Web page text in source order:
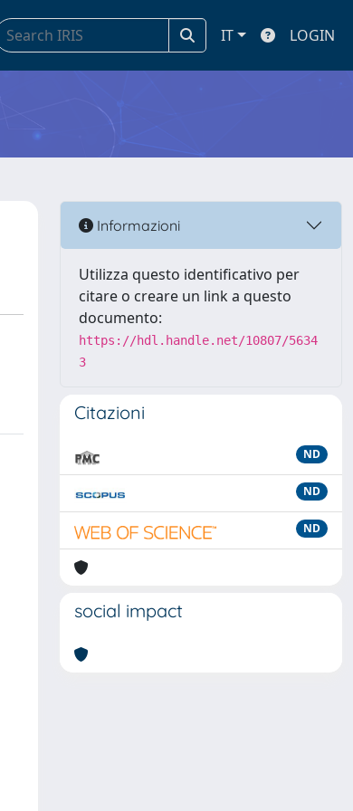
IT LOGIN
Informazioni
Utilizza questo identificativo per
citare o creare un link a questo
documento:
https://hdl.handle.net/10807/5634
3
Citazioni
ND
ND
ND
social impact